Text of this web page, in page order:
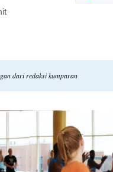
dari redaksi kumparan